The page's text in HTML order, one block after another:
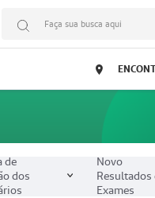
Faça sua busca aqui
de
dos
Novo
Resultados
Exames